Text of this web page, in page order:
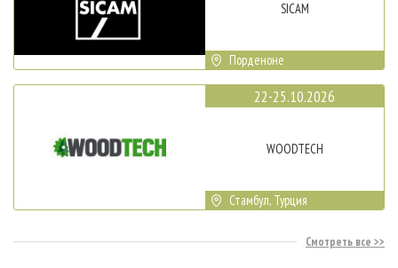
SICAM
Порденоне
22-25.10.2026
WOODTECH
Стамбул, Турция
Смотреть все